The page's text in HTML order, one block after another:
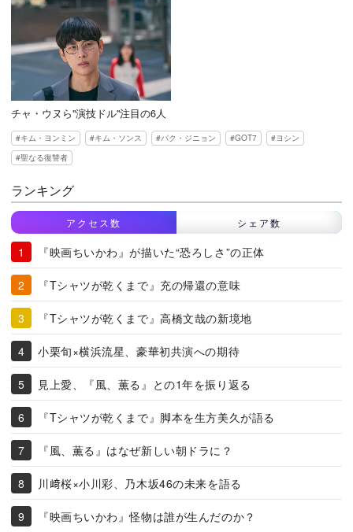
チャ・ウヌら"演技ドル"注目の6人
キム・ヨンミン キム・ソンス パク・ジニョン GOT7
ヨシン
聖なる復讐者
ランキング
アクセス数 シェア数
『映画ちいかわ』が描いた“恐ろしさ”の正体
『Tシャツが乾くまで』充の帰還の意味
『Tシャツが乾くまで』高橋文哉の新境地
小栗旬×横浜流星、豪華初共演への期待
見上愛、『風、薫る』との1年を振り返る
『Tシャツが乾くまで』脚本を生方美久が語る
『風、薫る』はなぜ新しい朝ドラに？
川﨑桜×小川彩、乃木坂46の未来を語る
『映画ちいかわ』怪物は誰が生んだのか？